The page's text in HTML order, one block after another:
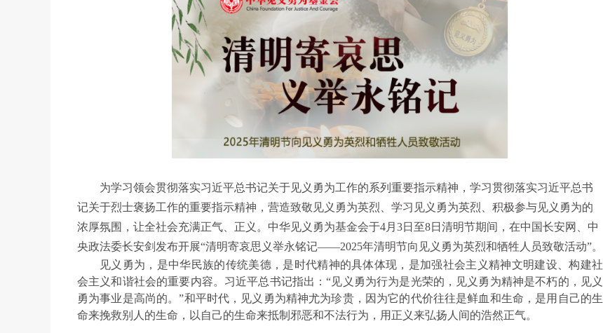
为学习领会贯彻落实习近平总书记关于见义勇为工作的系列重要指示精神，学习贯彻落实习近平总书
记关于烈士褒扬工作的重要指示精神，营造致敬见义勇为英烈、学习见义勇为英烈、积极参与见义勇为的
浓厚氛围，让全社会充满正气、正义。中华见义勇为基金会于4月3日至8日清明节期间，在中国长安网、中
央政法委长安剑发布开展“清明寄哀思义举永铭记——2025年清明节向见义勇为英烈和牺牲人员致敬活动”。
见义勇为，是中华民族的传统美德，是时代精神的具体体现，是加强社会主义精神文明建设、构建社
会主义和谐社会的重要内容。习近平总书记指出：“见义勇为行为是光荣的，见义勇为精神是不朽的，见义
勇为事业是高尚的。”和平时代，见义勇为精神尤为珍贵，因为它的代价往往是鲜血和生命，是用自己的生
命来挽救别人的生命，以自己的生命来抵制邪恶和不法行为，用正义来弘扬人间的浩然正气。